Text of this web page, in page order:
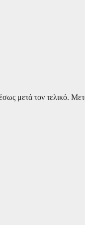
μετά τον τελικό.